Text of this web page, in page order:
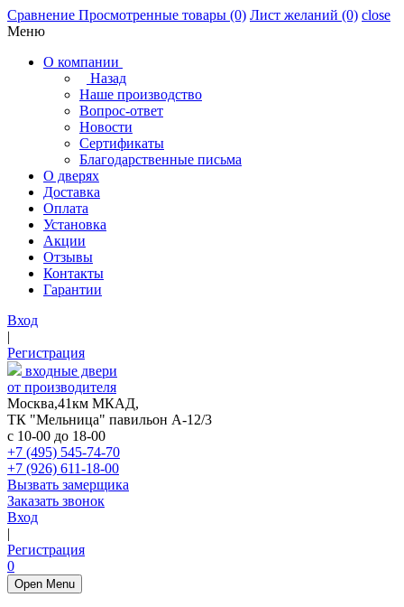
Сравнение Просмотренные товары (0) Лист желаний (0) close
Меню
О компании
Назад
Наше производство
Вопрос-ответ
Новости
Сертификаты
Благодарственные письма
О дверях
Доставка
Оплата
Установка
Акции
Отзывы
Контакты
Гарантии
Вход
|
Регистрация
входные двери
от производителя
Москва,41км МКАД,
ТК "Мельница" павильон А-12/3
с 10-00 до 18-00
+7 (495) 545-74-70
+7 (926) 611-18-00
Вызвать замерщика
Заказать звонок
Вход
|
Регистрация
0
Open Menu